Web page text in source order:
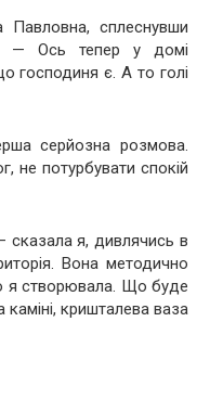
сплеснувши
— Ось тепер у домі
господиня є. А то голі
серйозна розмова.
не потурбувати спокій
я, дивлячись в
Вона методично
створювала. Що буде
кришталева ваза